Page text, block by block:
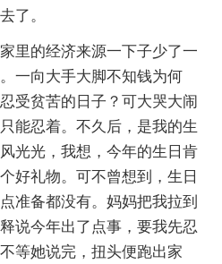
了。
里的经济来源一下子少了一
一向大手大脚不知钱为何
受贫苦的日子？可大哭大闹
能忍着。不久后，是我的生
光光，我想，今年的生日肯
好礼物。可不曾想到，生日
准备都没有。妈妈把我拉到
说今年出了点事，要我先忍
等她说完，扭头便跑出家